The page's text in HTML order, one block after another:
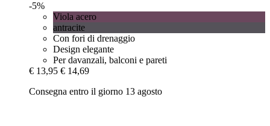
-5%
Viola acero
antracite
Con fori di drenaggio
Design elegante
Per davanzali, balconi e pareti
€ 13,95 € 14,69
Consegna entro il giorno 13 agosto